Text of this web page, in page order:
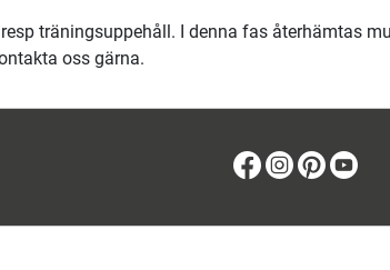
träningsuppehåll. I denna fas återhämtas
oss gärna.
Facebook
Instagram
Pinterest